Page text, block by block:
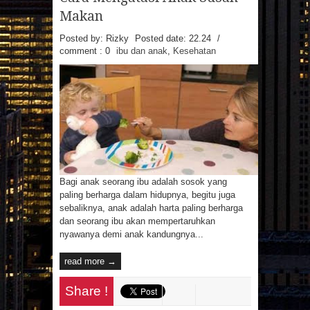
MANFAAT MAJU
PEMBANGUNAN
PENDIDIKAN
PERCETAKAN
PRAGNANCY
PROPERTI
RESATURANT
RESEP
RESEP MASAKAN
RESTAURANT
REVIEW
SNAPPY
SPA
SPORTS
TEKNOLOGI
TIPS
TRAVEL
TREVEL
UMUM
UNIVERSITAS
VIDEO
WANITA WISATA
Arsip Blog
► 2026 (7) ► 2025 (17)
► 2024 (22) ► 2023 (21)
2021
► 2020 (29) ►
▼ 2017
NOVEMBER
2016 (107)
Makan
Posted by: Rizky Posted date: 22.24
/
comment : 0
ibu dan anak, Kesehatan
Bagi anak seorang ibu adalah sosok yang
paling berharga dalam hidupnya, begitu juga
sebaliknya, anak adalah harta paling berharga
dan seorang ibu akan mempertaruhkan
nyawanya demi anak kandungnya...
read more →
Share !